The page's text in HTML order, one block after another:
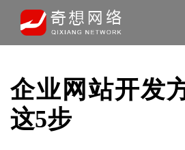
企业网站开发
这5步